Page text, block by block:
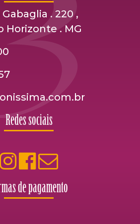
. 220 ,
Horizonte . MG
Redes sociais
de pagamento